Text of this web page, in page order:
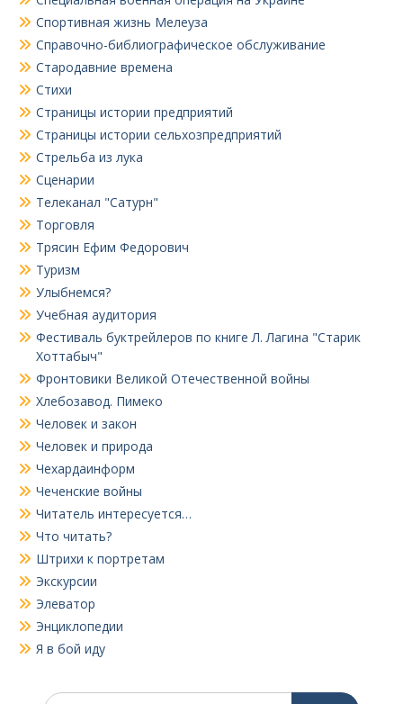
Спортивная жизнь Мелеуза
Справочно-библиографическое обслуживание
Стародавние времена
Стихи
Страницы истории предприятий
Страницы истории сельхозпредприятий
Стрельба из лука
Сценарии
Телеканал "Сатурн"
Торговля
Трясин Ефим Федорович
Туризм
Улыбнемся?
Учебная аудитория
Фестиваль буктрейлеров по книге Л. Лагина "Старик
Хоттабыч"
Фронтовики Великой Отечественной войны
Хлебозавод. Пимеко
Человек и закон
Человек и природа
Чехардаинформ
Чеченские войны
Читатель интересуется…
Что читать?
Штрихи к портретам
Экскурсии
Элеватор
Энциклопедии
Я в бой иду